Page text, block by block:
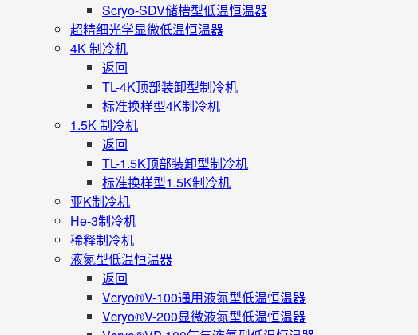
Scryo-SDV储槽型低温恒温器
超精细光学显微低温恒温器
4K 制冷机
返回
TL-4K顶部装卸型制冷机
标准换样型4K制冷机
1.5K 制冷机
返回
TL-1.5K顶部装卸型制冷机
标准换样型1.5K制冷机
亚K制冷机
He-3制冷机
稀释制冷机
液氮型低温恒温器
返回
Vcryo®V-100通用液氮型低温恒温器
Vcryo®V-200显微液氮型低温恒温器